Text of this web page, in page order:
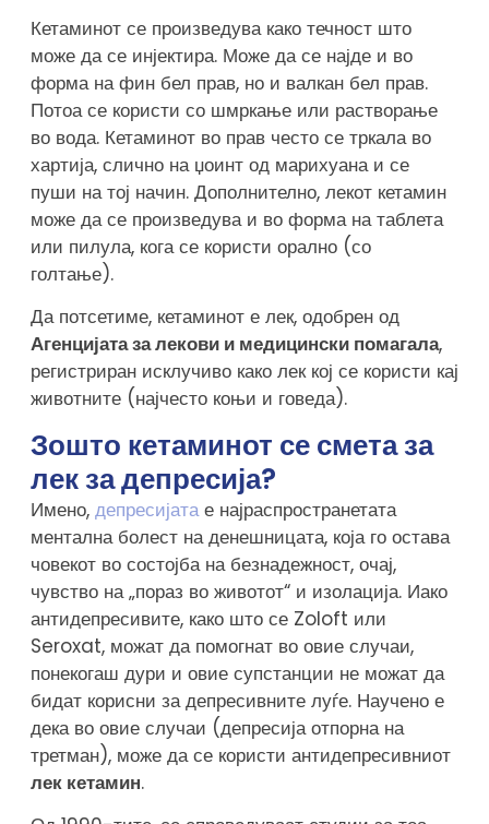
Кетаминот се произведува како течност што
може да се инјектира. Може да се најде и во
форма на фин бел прав, но и валкан бел прав.
Потоа се користи со шмркање или растворање
во вода. Кетаминот во прав често се тркала во
хартија, слично на џоинт од марихуана и се
пуши на тој начин. Дополнително, лекот кетамин
може да се произведува и во форма на таблета
или пилула, кога се користи орално (со
голтање).
Да потсетиме, кетаминот е лек, одобрен од
Агенцијата за лекови и медицински помагала,
регистриран исклучиво како лек кој се користи кај
животните (најчесто коњи и говеда).
Зошто кетаминот се смета за
лек за депресија?
Имено, депресијатае најраспространетата
ментална болест на денешницата, која го остава
човекот во состојба на безнадежност, очај,
чувство на „пораз во животот“ и изолација. Иако
антидепресивите, како што се Zoloft или
Seroxat, можат да помогнат во овие случаи,
понекогаш дури и овие супстанции не можат да
бидат корисни за депресивните луѓе. Научено е
дека во овие случаи (депресија отпорна на
третман), може да се користи антидепресивниот
лек кетамин.